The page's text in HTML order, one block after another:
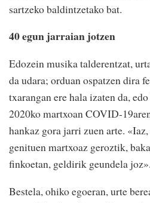
sartzeko baldintzetako bat.
40 egun jarraian jotzen
Edozein musika talderentzat,
da udara; orduan ospatzen dira
txarangan ere hala izaten da,
2020ko martxoan COVID-
hankaz gora jarri zuen arte.
genituen martxoaz geroztik,
finkoetan, geldirik geundela joz».
Bestela, ohiko egoeran, urte